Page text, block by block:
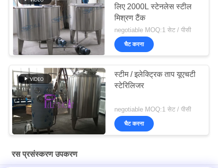
लिए 2000L स्टेनलेस स्टील
मिश्रण टैंक
negotiable MOQ:1 सेट / पीसी
चैट करना
स्टीम / इलेक्ट्रिक ताप यूएचटी
स्टेरिलिजर
negotiable MOQ:1 सेट / पीसी
चैट करना
रस प्रसंस्करण उपकरण